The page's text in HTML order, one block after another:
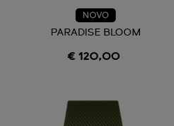
NOVO
PARADISE BLOOM
€ 120,00